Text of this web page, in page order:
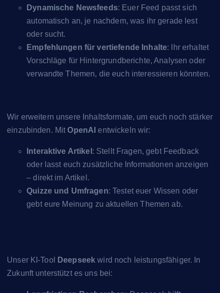
Dynamische Newsfeeds: Euer Feed passt sich
automatisch an, je nachdem, was ihr gerade lest
oder sucht.
Empfehlungen für vertiefende Inhalte: Ihr erhaltet
Vorschläge für Hintergrundberichte, Analysen oder
verwandte Themen, die euch interessieren könnten.
Wir erweitern unsere Inhaltsformate, um euch noch stärker
einzubinden. MitOpenAI entwickeln wir:
Interaktive Artikel : Stellt Fragen, gebt Feedback
oder lasst euch zusätzliche Informationen anzeigen
– direkt im Artikel.
Quizze und Umfragen: Testet euer Wissen oder
gebt eure Meinung zu aktuellen Themen ab.
Unser KI-Tool Deepseek wird noch leistungsfähiger. In
Zukunft unterstützt es uns bei: